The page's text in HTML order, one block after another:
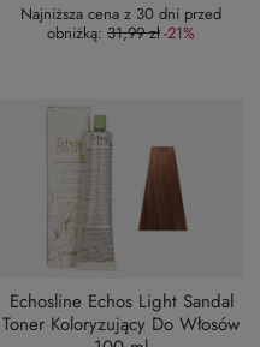
Najniższa cena z 30 dni przed
obniżką: 31,99 zł-21%
Echosline Echos Light Sandal
Toner Koloryzujący Do Włosów